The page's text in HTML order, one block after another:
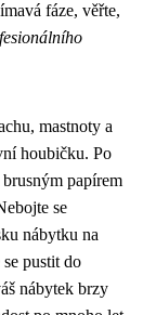
fáze, věřte,
mastnoty a
houbičku. Po
papírem
se
nábytku na
pustit do
nábytek brzy